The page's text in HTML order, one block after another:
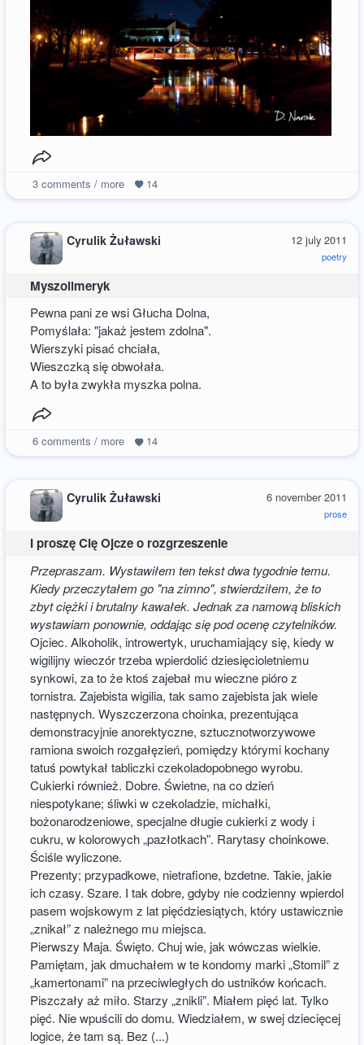
3comments / more 14
12 july 2011
poetry
Cyrulik Żuławski
Myszolimeryk
Pewna pani ze wsi Głucha Dolna,
Pomyślała: "jakaż jestem zdolna".
Wierszyki pisać chciała,
Wieszczką się obwołała.
A to była zwykła myszka polna.
6comments / more 14
6 november 2011
prose
Cyrulik Żuławski
I proszę Cię Ojcze o rozgrzeszenie
Przepraszam. Wystawiłem ten tekst dwa tygodnie temu.
Kiedy przeczytałem go "na zimno", stwierdziłem, że to
zbyt ciężki i brutalny kawałek. Jednak za namową bliskich
wystawiam ponownie, oddając się pod ocenę czytelników.
Ojciec. Alkoholik, introwertyk, uruchamiający się, kiedy w
wigilijny wieczór trzeba wpierdolić dziesięcioletniemu
synkowi, za to że ktoś zajebał mu wieczne pióro z
tornistra. Zajebista wigilia, tak samo zajebista jak wiele
następnych. Wyszczerzona choinka, prezentująca
demonstracyjnie anorektyczne, sztucznotworzywowe
ramiona swoich rozgałęzień, pomiędzy którymi kochany
tatuś powtykał tabliczki czekoladopobnego wyrobu.
Cukierki również. Dobre. Świetne, na co dzień
niespotykane; śliwki w czekoladzie, michałki,
bożonarodzeniowe, specjalne długie cukierki z wody i
cukru, w kolorowych „pazłotkach”. Rarytasy choinkowe.
Ściśle wyliczone.
Prezenty; przypadkowe, nietrafione, bzdetne. Takie, jakie
ich czasy. Szare. I tak dobre, gdyby nie codzienny wpierdol
pasem wojskowym z lat pięćdziesiątych, który ustawicznie
„znikał” z należnego mu miejsca.
Pierwszy Maja. Święto. Chuj wie, jak wówczas wielkie.
Pamiętam, jak dmuchałem w te kondomy marki „Stomil” z
„kamertonami” na przeciwległych do ustników końcach.
Piszczały aż miło. Starzy „znikli”. Miałem pięć lat. Tylko
pięć. Nie wpuścili do domu. Wiedziałem, w swej dziecięcej
logice, że tam są. Bez (...)